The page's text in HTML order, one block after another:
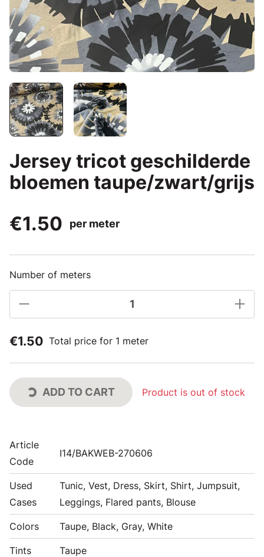
Jersey tricot geschilderde
bloemen taupe/zwart/grijs
€1.50
per meter
Number of meters
€1.50 Total price for 1 meter
ADD TO CART Product is out of stock
Article
Code
I14/BAKWEB-270606
Used
Cases
Tunic, Vest, Dress, Skirt, Shirt, Jumpsuit,
Leggings, Flared pants, Blouse
Colors Taupe, Black, Gray, White
Tints Taupe